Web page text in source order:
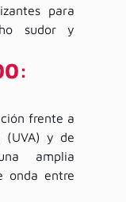
para
sudor y
frente a
(UVA) y de
amplia
onda entre